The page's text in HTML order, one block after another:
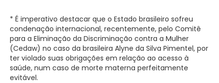
* É imperativo destacar que o Estado brasileiro sofreu
condenação internacional, recentemente, pelo Comitê
para a Eliminação da Discriminação contra a Mulher
(Cedaw) no caso da brasileira Alyne da Silva Pimentel, por
ter violado suas obrigações em relação ao acesso à
saúde, num caso de morte materna perfeitamente
evitável.